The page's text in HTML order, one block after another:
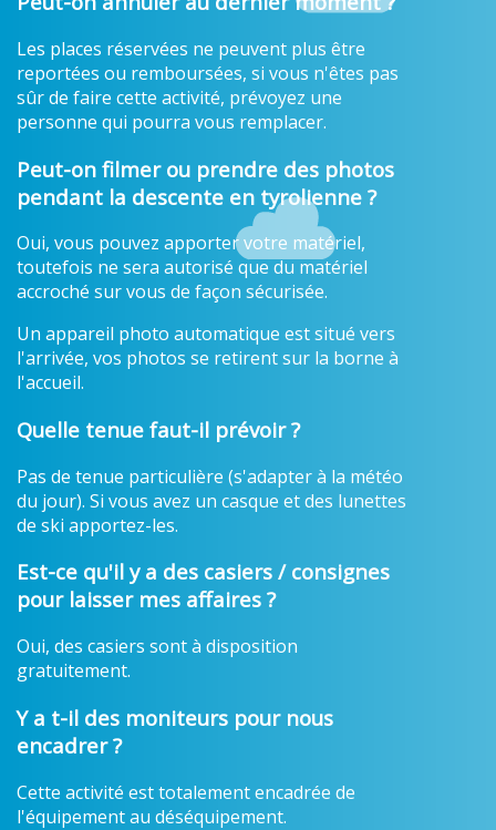
Les places réservées ne peuvent plus être
reportées ou remboursées, si vous n'êtes pas
sûr de faire cette activité, prévoyez une
personne qui pourra vous remplacer.
Peut-on filmer ou prendre des photos
pendant la descente en tyrolienne ?
Oui, vous pouvez apporter votre matériel,
toutefois ne sera autorisé que du matériel
accroché sur vous de façon sécurisée.
Un appareil photo automatique est situé vers
l'arrivée, vos photos se retirent sur la borne à
l'accueil.
Quelle tenue faut-il prévoir ?
Pas de tenue particulière (s'adapter à la météo
du jour). Si vous avez un casque et des lunettes
de ski apportez-les.
Est-ce qu'il y a des casiers / consignes
pour laisser mes affaires ?
Oui, des casiers sont à disposition
gratuitement.
Y a t-il des moniteurs pour nous
encadrer ?
Cette activité est totalement encadrée de
l'équipement au déséquipement.